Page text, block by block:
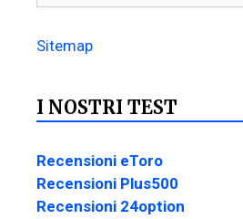
Sitemap
I NOSTRI TEST
Recensioni eToro
Recensioni Plus500
Recensioni 24option